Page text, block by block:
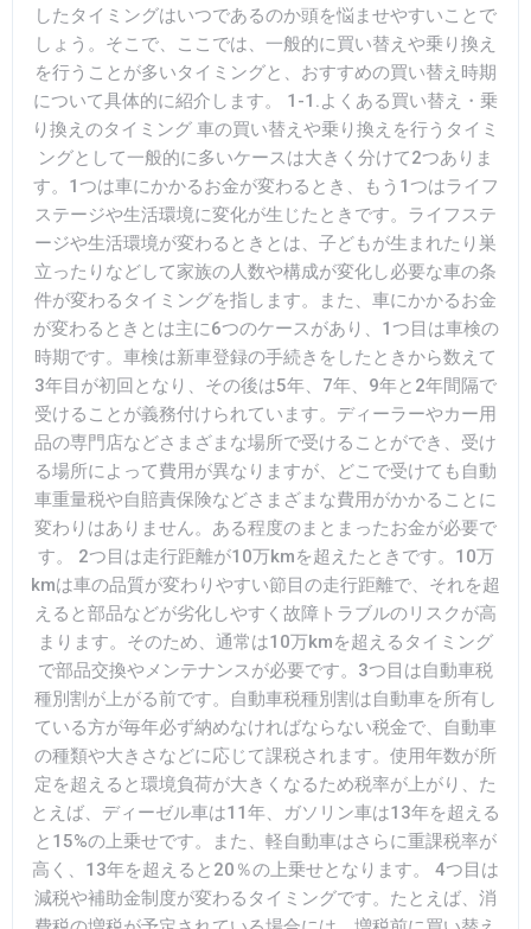
したタイミングはいつであるのか頭を悩ませやすいことで
しょう。そこで、ここでは、一般的に買い替えや乗り換え
を行うことが多いタイミングと、おすすめの買い替え時期
について具体的に紹介します。 1-1.よくある買い替え・乗
り換えのタイミング 車の買い替えや乗り換えを行うタイミ
ングとして一般的に多いケースは大きく分けて2つありま
す。1つは車にかかるお金が変わるとき、もう1つはライフ
ステージや生活環境に変化が生じたときです。ライフステ
ージや生活環境が変わるときとは、子どもが生まれたり巣
立ったりなどして家族の人数や構成が変化し必要な車の条
件が変わるタイミングを指します。また、車にかかるお金
が変わるときとは主に6つのケースがあり、1つ目は車検の
時期です。車検は新車登録の手続きをしたときから数えて
3年目が初回となり、その後は5年、7年、9年と2年間隔で
受けることが義務付けられています。ディーラーやカー用
品の専門店などさまざまな場所で受けることができ、受け
る場所によって費用が異なりますが、どこで受けても自動
車重量税や自賠責保険などさまざまな費用がかかることに
変わりはありません。ある程度のまとまったお金が必要で
す。 2つ目は走行距離が10万kmを超えたときです。10万
kmは車の品質が変わりやすい節目の走行距離で、それを超
えると部品などが劣化しやすく故障トラブルのリスクが高
まります。そのため、通常は10万kmを超えるタイミング
で部品交換やメンテナンスが必要です。3つ目は自動車税
種別割が上がる前です。自動車税種別割は自動車を所有し
ている方が毎年必ず納めなければならない税金で、自動車
の種類や大きさなどに応じて課税されます。使用年数が所
定を超えると環境負荷が大きくなるため税率が上がり、た
とえば、ディーゼル車は11年、ガソリン車は13年を超える
と15%の上乗せです。また、軽自動車はさらに重課税率が
高く、13年を超えると20％の上乗せとなります。 4つ目は
減税や補助金制度が変わるタイミングです。たとえば、消